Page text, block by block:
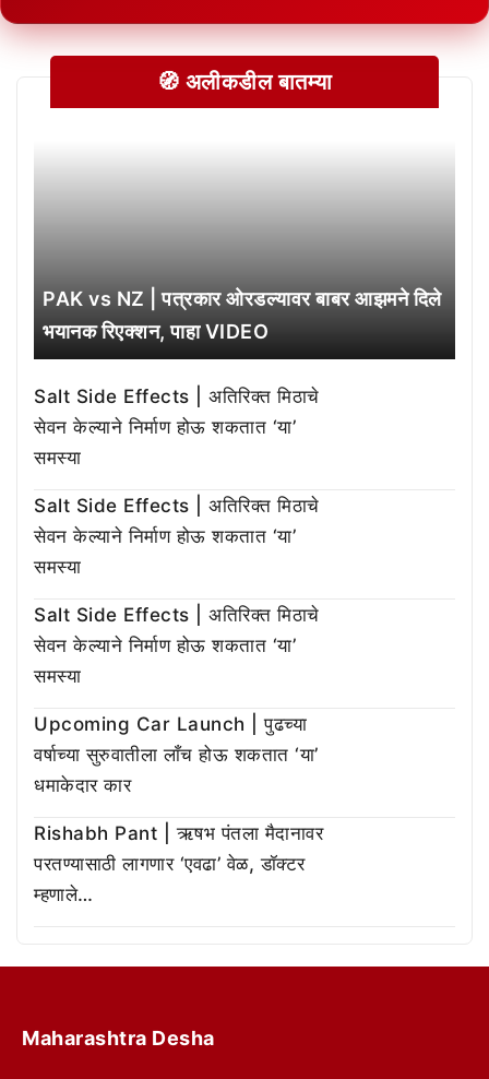
🧭 अलीकडील बातम्या
PAK vs NZ | पत्रकार ओरडल्यावर बाबर आझमने दिले
भयानक रिएक्शन, पाहा VIDEO
Salt Side Effects | अतिरिक्त मिठाचे
सेवन केल्याने निर्माण होऊ शकतात ‘या’
समस्या
Salt Side Effects | अतिरिक्त मिठाचे
सेवन केल्याने निर्माण होऊ शकतात ‘या’
समस्या
Salt Side Effects | अतिरिक्त मिठाचे
सेवन केल्याने निर्माण होऊ शकतात ‘या’
समस्या
Upcoming Car Launch | पुढच्या
वर्षाच्या सुरुवातीला लाँच होऊ शकतात ‘या’
धमाकेदार कार
Rishabh Pant | ऋषभ पंतला मैदानावर
परतण्यासाठी लागणार ‘एवढा’ वेळ, डॉक्टर
म्हणाले…
Maharashtra Desha